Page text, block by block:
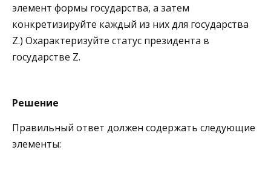
элемент формы государства, а затем
конкретизируйте каждый из них для государства
Z.) Охарактеризуйте статус президента в
государстве Z.
Решение
Правильный ответ должен содержать следующие
элементы: